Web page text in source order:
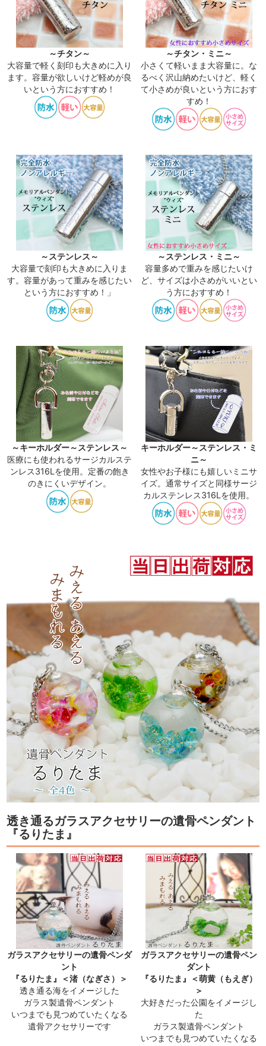
～チタン～
大容量で軽く刻印も大きめに入り
ます。容量が欲しいけど軽めが良
いという方におすすめ！
～チタン・ミニ～
小さくて軽いまま大容量に。な
るべく沢山納めたいけど、軽く
て小さめが良いという方におす
すめ！
～ステンレス～
大容量で刻印も大きめに入りま
す。容量があって重みを感じたい
という方におすすめ！」
～ステンレス・ミニ～
容量多めで重みを感じたいけ
ど、サイズは小さめがいいとい
う方におすすめ！
～キーホルダー～ステンレス～
医療にも使われるサージカルステ
ンレス316Lを使用。定番の飽き
のきにくいデザイン。
キーホルダー～ステンレス・ミ
ニ～
女性やお子様にも嬉しいミニサ
イズ。通常サイズと同様サージ
カルステンレス316Lを使用。
透き通るガラスアクセサリーの遺骨ペンダント
『るりたま』
ガラスアクセサリーの遺骨ペンダ
ント
『るりたま』＜渚（なぎさ）＞
透き通る海をイメージした
ガラス製遺骨ペンダント
いつまでも見つめていたくなる
遺骨アクセサリーです
ガラスアクセサリーの遺骨ペン
ダント
『るりたま』＜萌黄（もえぎ）
＞
大好きだった公園をイメージし
た
ガラス製遺骨ペンダント
いつまでも見つめていたくなる